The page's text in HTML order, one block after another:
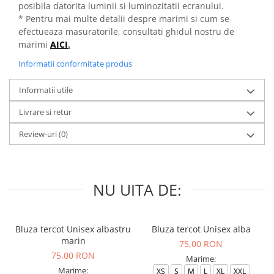
posibila datorita luminii si luminozitatii ecranului.
* Pentru mai multe detalii despre marimi si cum se
efectueaza masuratorile, consultati ghidul nostru de
marimi AICI.
Informatii conformitate produs
Informatii utile
Livrare si retur
Review-uri(0)
NU UITA DE:
Bluza tercot Unisex albastru
marin
75,00 RON
Marime:
Bluza tercot Unisex alba
75,00 RON
Marime:
XS S M L XL XXL